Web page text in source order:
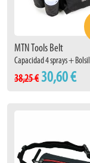
MTN Tools Belt
Capacidad 4 sprays +
38,25 € 30,60 €